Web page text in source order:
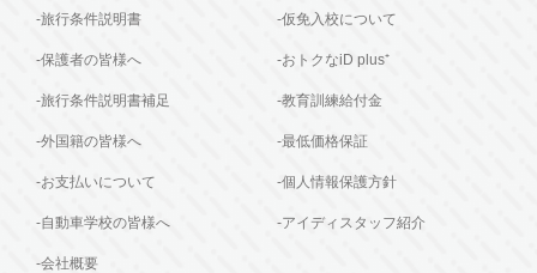
-旅行条件説明書 -仮免入校について
-保護者の皆様へ -おトクなiD plus⁺
-旅行条件説明書補足 -教育訓練給付金
-外国籍の皆様へ -最低価格保証
-お支払いについて -個人情報保護方針
-自動車学校の皆様へ -アイディスタッフ紹介
-会社概要